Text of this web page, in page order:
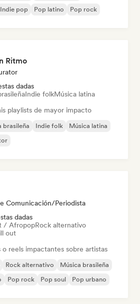
Indie pop Pop latino Pop rock
Ritmo
dadas
Indie folkMúsica latina
playlists de mayor impacto
brasileña Indie folk
Música latina
Comunicación/Periodista
dadas
/ AfropopRock alternativo
out
reels impactantes sobre artistas
Rock alternativo
Música brasileña
Pop rock Pop soul Pop urbano